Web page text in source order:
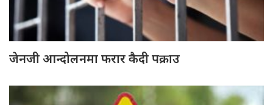
जेनजी आन्दोलनमा फरार कैदी पक्राउ